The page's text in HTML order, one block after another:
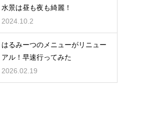
水景は昼も夜も綺麗！
2024.10.2
はるみーつのメニューがリニュー
アル！早速行ってみた
2026.02.19